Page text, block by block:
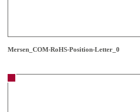
Mersen_COM-RoHS-Position-Letter_0